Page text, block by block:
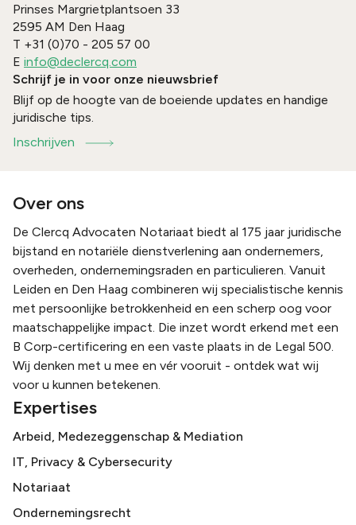
Prinses Margrietplantsoen 33
2595 AM Den Haag
T +31 (0)70 - 205 57 00
E info@declercq.com
Schrijf je in voor onze nieuwsbrief
Blijf op de hoogte van de boeiende updates en handige
juridische tips.
Inschrijven
Over ons
De Clercq Advocaten Notariaat biedt al 175 jaar juridische
bijstand en notariële dienstverlening aan ondernemers,
overheden, ondernemingsraden en particulieren. Vanuit
Leiden en Den Haag combineren wij specialistische kennis
met persoonlijke betrokkenheid en een scherp oog voor
maatschappelijke impact. Die inzet wordt erkend met een
B Corp-certificering en een vaste plaats in de Legal 500.
Wij denken met u mee en vér vooruit - ontdek wat wij
voor u kunnen betekenen.
Expertises
Arbeid, Medezeggenschap & Mediation
IT, Privacy & Cybersecurity
Notariaat
Ondernemingsrecht